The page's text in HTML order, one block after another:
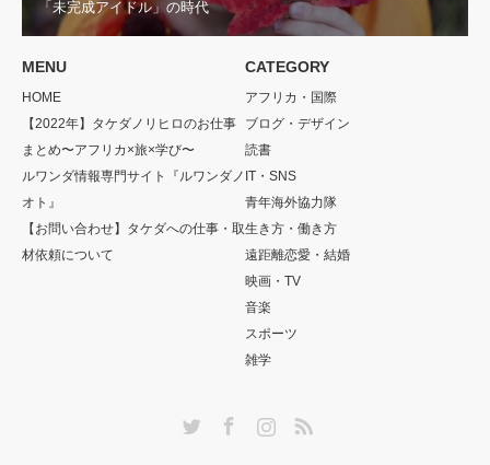
「未完成アイドル」の時代
MENU
HOME
【2022年】タケダノリヒロのお仕事
まとめ〜アフリカ×旅×学び〜
ルワンダ情報専門サイト『ルワンダノ
オト』
【お問い合わせ】タケダへの仕事・取
材依頼について
CATEGORY
アフリカ・国際
ブログ・デザイン
読書
IT・SNS
青年海外協力隊
生き方・働き方
遠距離恋愛・結婚
映画・TV
音楽
スポーツ
雑学